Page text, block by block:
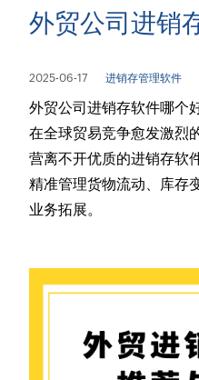
外贸公司进销
2025-06-17 进销存管理软件
外贸公司进销存软件哪个
在全球贸易竞争愈发激烈
营离不开优质的进销存软
精准管理货物流动、库存
业务拓展。